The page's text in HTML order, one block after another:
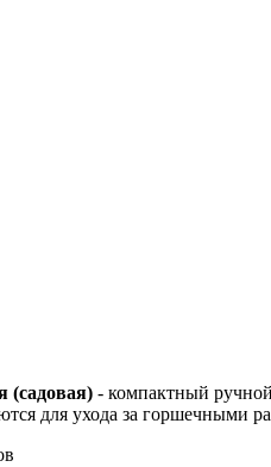
(садовая) - компактный
для ухода за горшечными